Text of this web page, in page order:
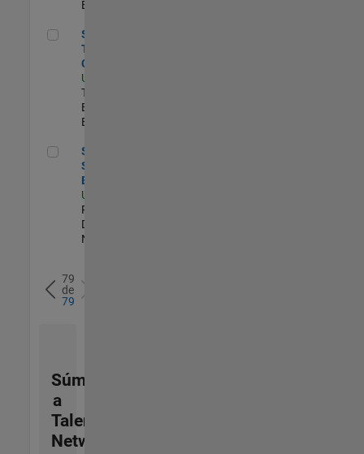
Experimentado
Senior Technical Consultant
Senior
Technical
Consultant
US-MI-Novi
Technical Sales
Engineering |
Experimentado
Senior C++ Software Engineer
Senior C++
Software
Engineer
US-MA-Natick
Product
Development |
Nuevo empleo
79
de
79
Súmese
a
Talent
Network